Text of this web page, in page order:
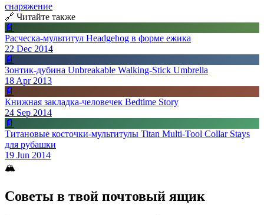
снаряжение
🔗 Читайте также
📄
Расческа-мультитул Headgehog в форме ежика
22 Dec 2014
📄
Зонтик-дубина Unbreakable Walking-Stick Umbrella
18 Apr 2013
📄
Книжная закладка-человечек Bedtime Story
24 Sep 2014
📄
Титановые косточки-мультитулы Titan Multi-Tool Collar Stays
для рубашки
19 Jun 2014
🏔
Советы в твой почтовый ящик